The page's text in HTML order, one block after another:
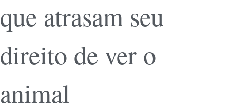
que atrasam seu
direito de ver o
animal